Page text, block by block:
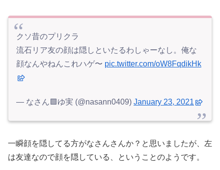
クソ昔のプリクラ
流石リア友の顔は隠しといたるわしゃーなし。俺な
顔なんやねんこれハゲ〜 pic.twitter.com/oW8FqdikHk
— なさん🟩ゆ実 (@nasann0409) January 23, 2021
一瞬顔を隠してる方がなさんさんか？と思いましたが、左
は友達なので顔を隠している、ということのようです。